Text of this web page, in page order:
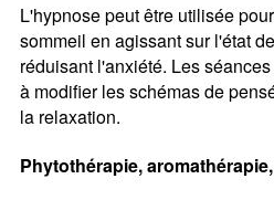
L'hypnose peut être utilisée
sommeil en agissant sur l'état
réduisant l'anxiété. Les
à modifier les schémas de
la relaxation.
Phytothérapie,